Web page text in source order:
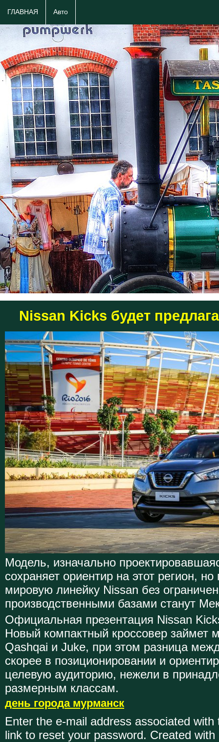
ГЛАВНАЯ Авто
Nissan Kicks будет
Модель, изначально
сохраняет ориентир на этот регион,
мировую линейку Nissan без
производственными базами станут
Официальная презентация Nissan
Новый компактный кроссовер займет
Qashqai и Juke, при этом разница
скорее в позиционировании и
целевую аудиторию, нежели в
размерным классам.
день города мурманск
Enter the e-mail address associated
link to reset your password. Created with